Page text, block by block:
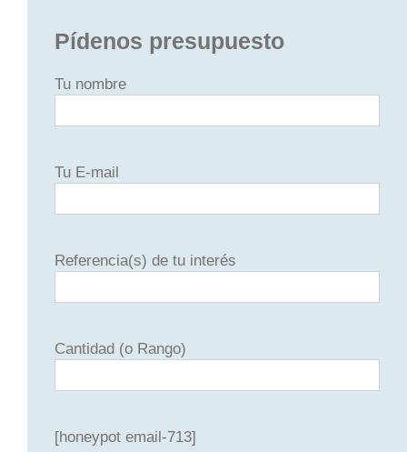
Pídenos presupuesto
Tu nombre
Tu E-mail
Referencia(s) de tu interés
Cantidad (o Rango)
[honeypot email-713]